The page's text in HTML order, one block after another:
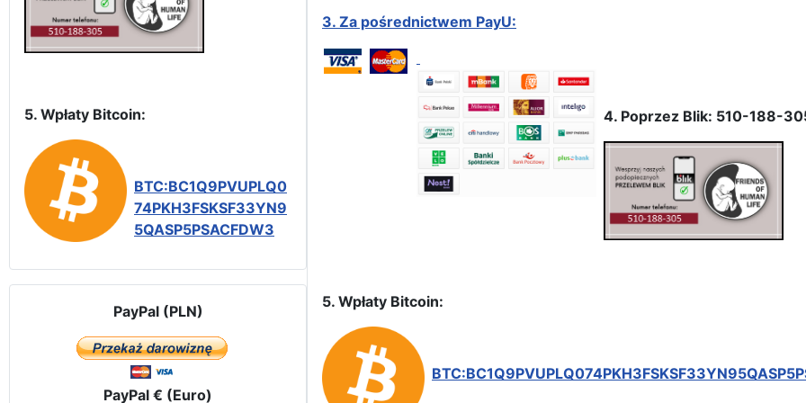
5. Wpłaty Bitcoin:
BTC:BC1Q9PVUPLQ0
74PKH3FSKSF33YN9
5QASP5PSACFDW3
PayPal (PLN)
PayPal € (Euro)
3. Za pośrednictwem PayU:
4. Poprzez Blik: 510-188-
5. Wpłaty Bitcoin: